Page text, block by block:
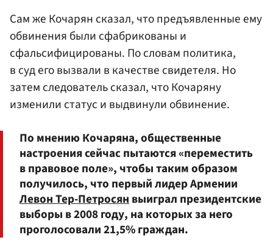
Сам же Кочарян сказал, что предъявленные ему
обвинения были сфабрикованы и
сфальсифицированы. По словам политика,
в суд его вызвали в качестве свидетеля. Но
затем следователь сказал, что Кочаряну
изменили статус и выдвинули обвинение.
По мнению Кочаряна, общественные
настроения сейчас пытаются «переместить
в правовое поле», чтобы таким образом
получилось, что первый лидер Армении
Левон Тер-Петросянвыиграл президентские
выборы в 2008 году, на которых за него
проголосовали 21,5% граждан.